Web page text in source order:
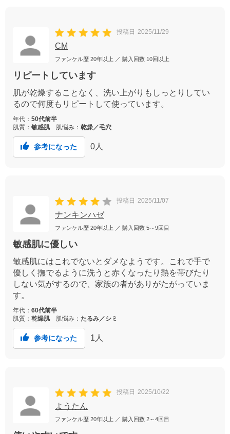
投稿日 2025/11/29
CM
ファンケル歴 20年以上 ／ 購入回数 10回以上
リピートしています
肌が乾燥することなく、洗い上がりもしっとりしてい
るので何度もリピートして使っています。
年代： 50代前半
肌質： 敏感肌 肌悩み： 乾燥／毛穴
参考になった 0 人
投稿日 2025/11/07
ナンキンハゼ
ファンケル歴 20年以上 ／ 購入回数 5～9回目
敏感肌に優しい
敏感肌にはこれでないとダメなようです。これで手で
優しく撫でるように洗うと赤くなったり熱を帯びたり
しない気がするので、家族の者がありがたがっていま
す。
年代： 60代前半
肌質： 乾燥肌 肌悩み： たるみ／シミ
参考になった 1 人
投稿日 2025/10/22
ようたん
ファンケル歴 20年以上 ／ 購入回数 2～4回目